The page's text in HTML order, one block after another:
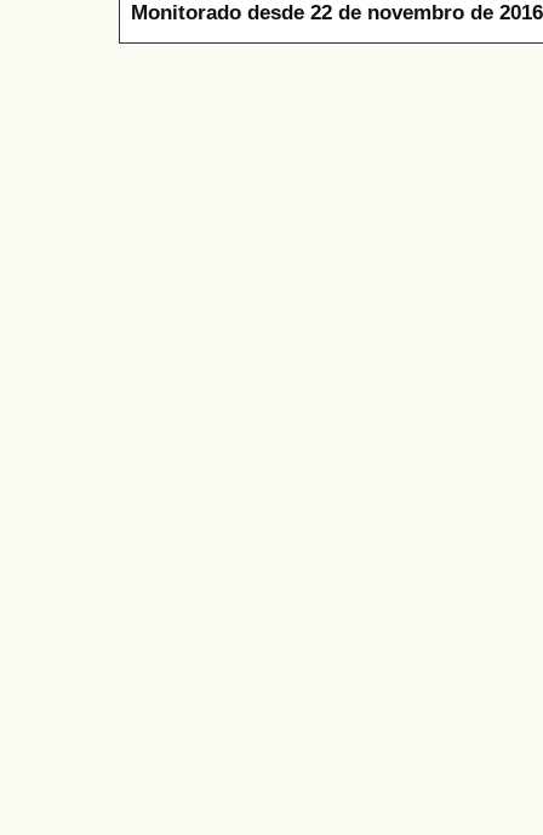
Monitorado desde 22 de novembro de